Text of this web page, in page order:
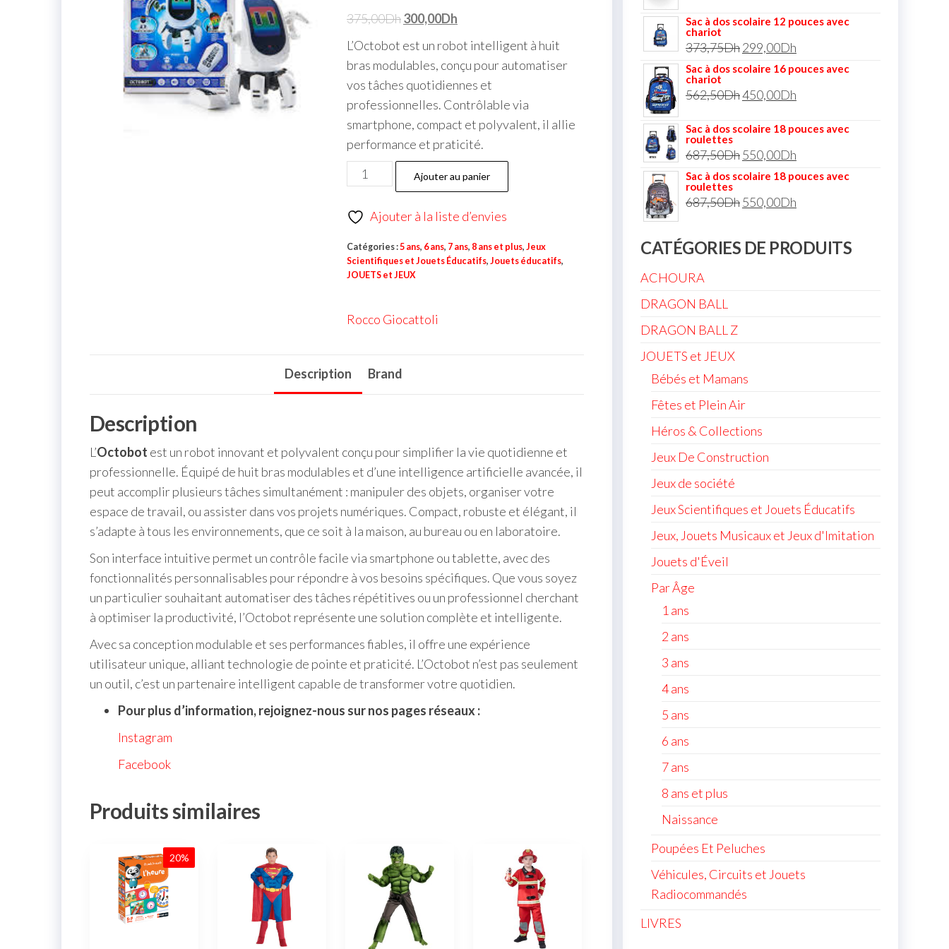
375,00Dh300,00Dh
L’Octobot est un robot intelligent à huit
bras modulables, conçu pour automatiser
vos tâches quotidiennes et
professionnelles. Contrôlable via
smartphone, compact et polyvalent, il allie
performance et praticité.
Ajouter au panier
Ajouter à la liste d’envies
Catégories :5 ans, 6 ans, 7 ans, 8 ans et plus, Jeux
Scientifiques et Jouets Éducatifs, Jouets éducatifs,
JOUETS et JEUX
Rocco Giocattoli
Description Brand
Description
L’Octobot est un robot innovant et polyvalent conçu pour simplifier la vie quotidienne et
professionnelle. Équipé de huit bras modulables et d’une intelligence artificielle avancée, il
peut accomplir plusieurs tâches simultanément : manipuler des objets, organiser votre
espace de travail, ou assister dans vos projets numériques. Compact, robuste et élégant, il
s’adapte à tous les environnements, que ce soit à la maison, au bureau ou en laboratoire.
Son interface intuitive permet un contrôle facile via smartphone ou tablette, avec des
fonctionnalités personnalisables pour répondre à vos besoins spécifiques. Que vous soyez
un particulier souhaitant automatiser des tâches répétitives ou un professionnel cherchant
à optimiser la productivité, l’Octobot représente une solution complète et intelligente.
Avec sa conception modulable et ses performances fiables, il offre une expérience
utilisateur unique, alliant technologie de pointe et praticité. L’Octobot n’est pas seulement
un outil, c’est un partenaire intelligent capable de transformer votre quotidien.
Pour plus d’information, rejoignez-nous sur nos pages réseaux :
Instagram
Facebook
Produits similaires
20%
Sac à dos scolaire 12 pouces avec
chariot
373,75Dh299,00Dh
Sac à dos scolaire 16 pouces avec
chariot
562,50Dh450,00Dh
Sac à dos scolaire 18 pouces avec
roulettes
687,50Dh550,00Dh
Sac à dos scolaire 18 pouces avec
roulettes
687,50Dh550,00Dh
CATÉGORIES DE PRODUITS
ACHOURA
DRAGON BALL
DRAGON BALL Z
JOUETS et JEUX
Bébés et Mamans
Fêtes et Plein Air
Héros & Collections
Jeux De Construction
Jeux de société
Jeux Scientifiques et Jouets Éducatifs
Jeux, Jouets Musicaux et Jeux d'Imitation
Jouets d'Éveil
Par Âge
1 ans
2 ans
3 ans
4 ans
5 ans
6 ans
7 ans
8 ans et plus
Naissance
Poupées Et Peluches
Véhicules, Circuits et Jouets
Radiocommandés
LIVRES